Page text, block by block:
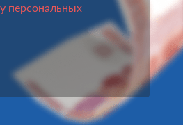
персональных